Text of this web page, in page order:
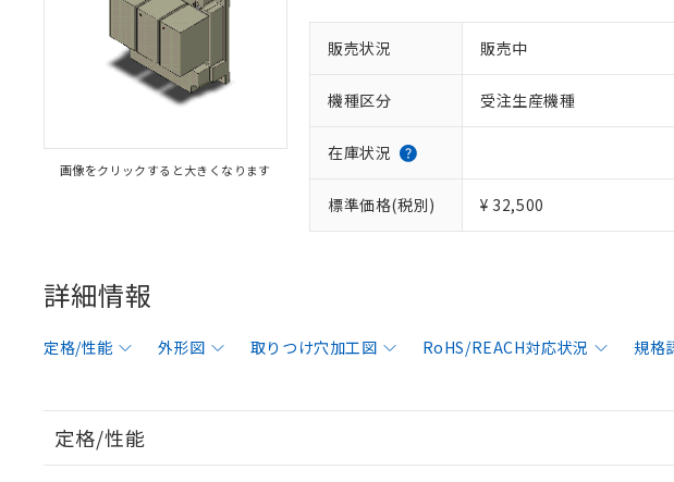
画像をクリックすると大きくなります
販売状況 販売中
機種区分 受注生産機種
在庫状況
標準価格(税別) ¥ 32,500
詳細情報
定格/性能 外形図 取りつけ穴加工図 RoHS/REACH対応状況 規格
定格/性能